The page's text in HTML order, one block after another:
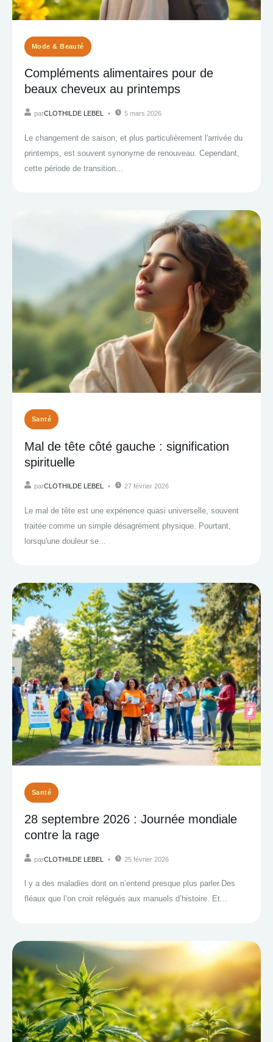
Mode & Beauté
Compléments alimentaires pour de
beaux cheveux au printemps
parCLOTHILDE LEBEL 5 mars 2026
Le changement de saison, et plus particulièrement l'arrivée du
printemps, est souvent synonyme de renouveau. Cependant,
cette période de transition...
Santé
Mal de tête côté gauche : signification
spirituelle
parCLOTHILDE LEBEL 27 février 2026
Le mal de tête est une expérience quasi universelle, souvent
traitée comme un simple désagrément physique. Pourtant,
lorsqu'une douleur se...
Santé
28 septembre 2026 : Journée mondiale
contre la rage
parCLOTHILDE LEBEL 25 février 2026
l y a des maladies dont on n’entend presque plus parler.Des
fléaux que l’on croit relégués aux manuels d’histoire. Et...